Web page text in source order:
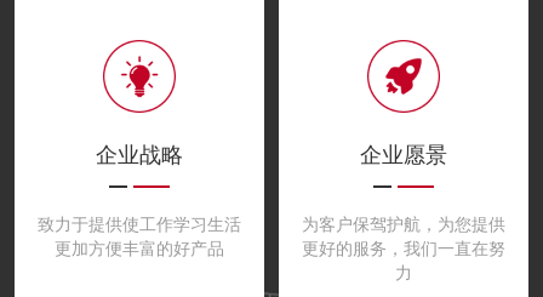
企业战略
致力于提供使工作学习生活
更加方便丰富的好产品
企业愿景
为客户保驾护航，为您提供
更好的服务，我们一直在努
力